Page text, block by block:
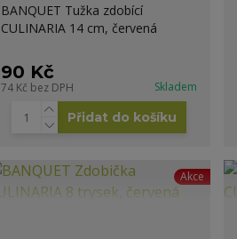
BANQUET Tužka zdobící
CULINARIA 14 cm, červená
90 Kč
74 Kč bez DPH Skladem
Přidat do košíku
Akce